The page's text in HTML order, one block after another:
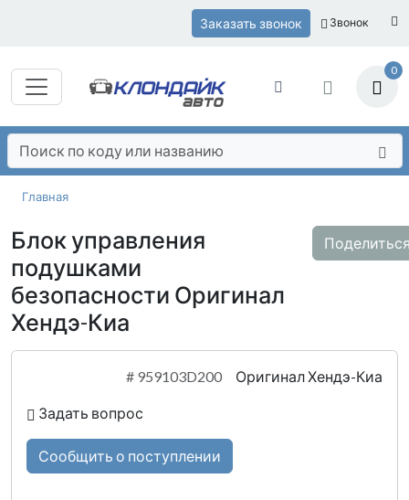
Заказать звонок Звонок
0
Главная
Блок управления
подушками
безопасности Оригинал
Хендэ-Киа
# 959103D200 Оригинал Хендэ-Киа
Задать вопрос
Сообщить о поступлении